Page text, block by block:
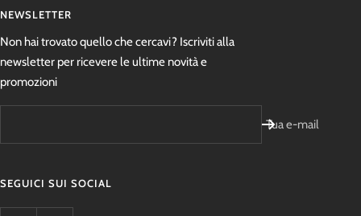
NEWSLETTER
Non hai trovato quello che cercavi? Iscriviti alla
newsletter per ricevere le ultime novità e
promozioni
Tua e-mail
SEGUICI SUI SOCIAL